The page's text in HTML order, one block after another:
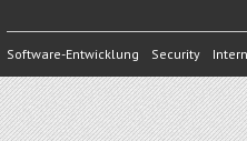
Software-Entwicklung Security